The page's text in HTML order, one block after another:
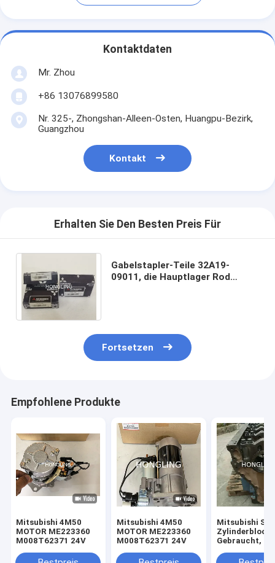
Kontaktdaten
Mr. Zhou
+86 13076899580
Nr. 325-, Zhongshan-Alleen-Osten, Huangpu-Bezirk,
Guangzhou
Kontakt
Erhalten Sie Den Besten Preis Für
Gabelstapler-Teile 32A19-
09011, die Hauptlager Rod
Fortsetzen
Empfohlene Produkte
Mitsubishi 4M50
MOTOR ME223360
M008T62371 24V
Mitsubishi 4M50
MOTOR ME223360
M008T62371 24V
Mitsubishi
Zylinderblock
Gebraucht,
60020